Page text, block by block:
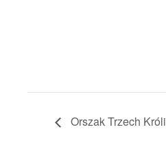
Orszak Trzech Króli